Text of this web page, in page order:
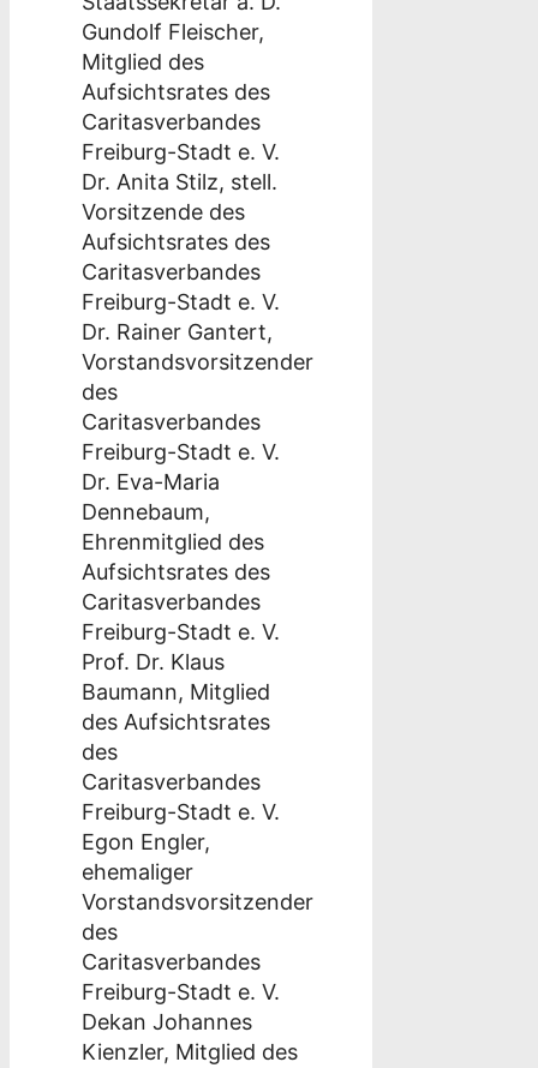
Gundolf Fleischer,
Mitglied des
Aufsichtsrates des
Caritasverbandes
Freiburg-Stadt e. V.
Dr. Anita Stilz, stell.
Vorsitzende des
Aufsichtsrates des
Caritasverbandes
Freiburg-Stadt e. V.
Dr. Rainer Gantert,
Vorstandsvorsitzender
des
Caritasverbandes
Freiburg-Stadt e. V.
Dr. Eva-Maria
Dennebaum,
Ehrenmitglied des
Aufsichtsrates des
Caritasverbandes
Freiburg-Stadt e. V.
Prof. Dr. Klaus
Baumann, Mitglied
des Aufsichtsrates
des
Caritasverbandes
Freiburg-Stadt e. V.
Egon Engler,
ehemaliger
Vorstandsvorsitzender
des
Caritasverbandes
Freiburg-Stadt e. V.
Dekan Johannes
Kienzler, Mitglied des